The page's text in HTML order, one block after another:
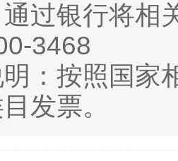
过银行将相
3468
：按照国家
发票。